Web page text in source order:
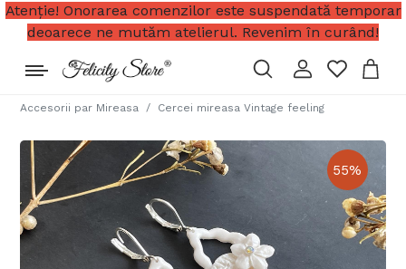
Atenție! Onorarea comenzilor este suspendată temporar
deoarece ne mutăm atelierul. Revenim în curând!
Accesorii par Mireasa Cercei mireasa Vintage feeling
55%